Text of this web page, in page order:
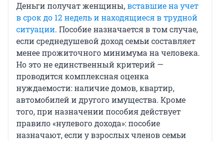
Деньги получат женщины,вставшие на учет
в срок до 12 недель и находящиеся в трудной
ситуации. Пособие назначается в том случае,
если среднедушевой доход семьи составляет
менее прожиточного минимума на человека.
Но это не единственный критерий —
проводится комплексная оценка
нуждаемости: наличие домов, квартир,
автомобилей и другого имущества. Кроме
того, при назначении пособия действует
правило «нулевого дохода»: пособие
назначают, если у взрослых членов семьи